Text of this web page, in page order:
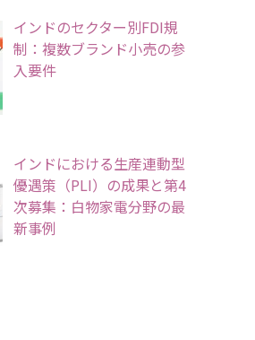
インドのセクター別FDI規
制：複数ブランド小売の参
入要件
インドにおける生産連動型
優遇策（PLI）の成果と第4
次募集：白物家電分野の最
新事例